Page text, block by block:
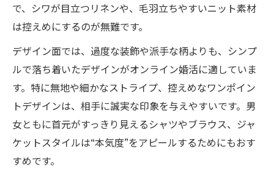
で、シワが目立つリネンや、毛羽立ちやすいニット素材
は控えめにするのが無難です。
デザイン面では、過度な装飾や派手な柄よりも、シンプ
ルで落ち着いたデザインがオンライン婚活に適していま
す。特に無地や細かなストライプ、控えめなワンポイン
トデザインは、相手に誠実な印象を与えやすいです。男
女ともに首元がすっきり見えるシャツやブラウス、ジャ
ケットスタイルは“本気度”をアピールするためにもおす
すめです。